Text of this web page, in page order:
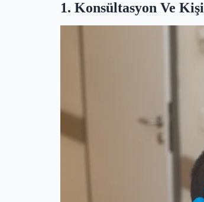
1. Konsültasyon Ve